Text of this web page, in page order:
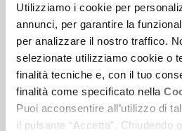
Utilizziamo i cookie per
annunci, per garantire la
per analizzare il nostro traffico.
selezionate utilizziamo cookie o
finalità tecniche e, con il tuo
finalità come specificato nella
Puoi acconsentire all’utilizzo di
il pulsante “Accetta”. Chiudendo
2025
2024
2022